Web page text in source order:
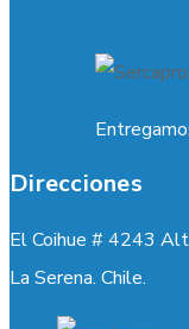
Direcciones
El Coihue # 4243
La Serena. Chile.